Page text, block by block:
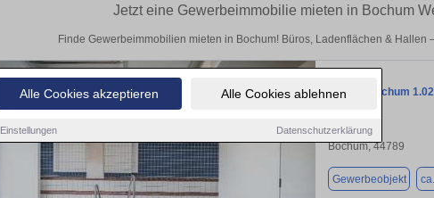
Alle Cookies akzeptieren Alle Cookies ablehnen
Einstellungen Datenschutzerklärung
Jetzt eine Gewerbeimmobilie mieten in Bochum
Finde Gewerbeimmobilien mieten in Bochum! Büros, Ladenflächen & Hallen
Büro in Bochum
Bochum, 44789
Gewerbeobjekt